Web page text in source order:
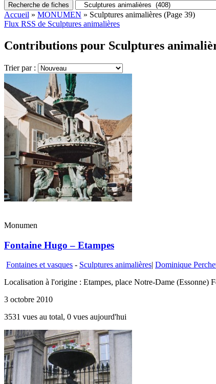
Recherche de fiches
Accueil » MONUMEN » Sculptures animalières (Page 39)
Flux RSS de Sculptures animalières
Contributions pour Sculptures
Trier par :
Monumen
Fontaine Hugo – Etampes
Fontaines et vasques - Sculptures animalières| Dominique
Localisation à l'origine : Etampes, place Notre-Dame (Essonne)
3 octobre 2010
3531 vues au total, 0 vues aujourd'hui